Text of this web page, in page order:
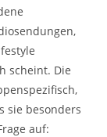
scheint. Die
sie besonders
auf: